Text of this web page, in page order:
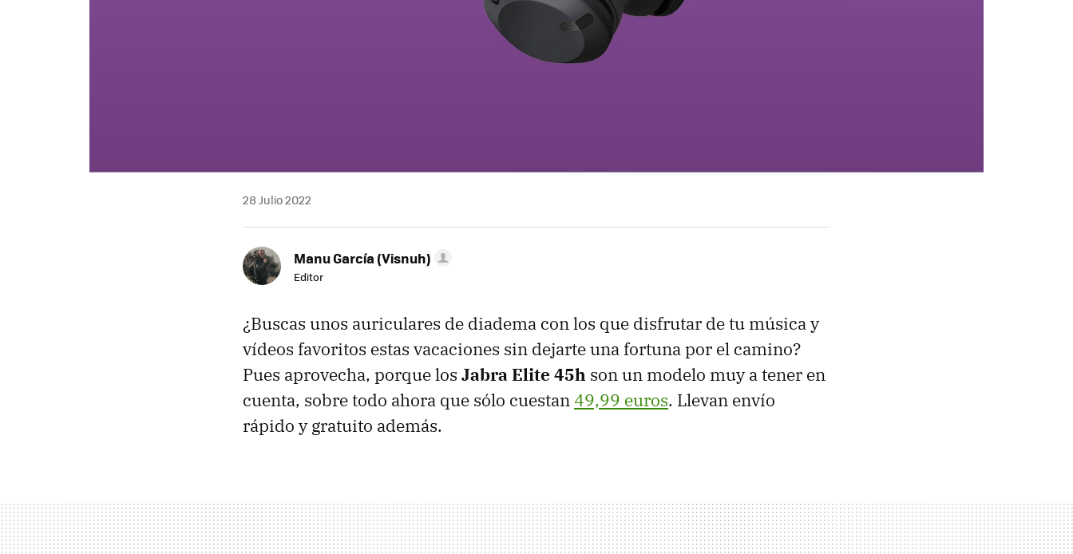
28 Julio 2022
Manu García (Visnuh)
Editor
¿Buscas unos auriculares de diadema con los que disfrutar de tu música y
vídeos favoritos estas vacaciones sin dejarte una fortuna por el camino?
Pues aprovecha, porque los Jabra Elite 45h son un modelo muy a tener en
cuenta, sobre todo ahora que sólo cuestan49,99 euros. Llevan envío
rápido y gratuito además.